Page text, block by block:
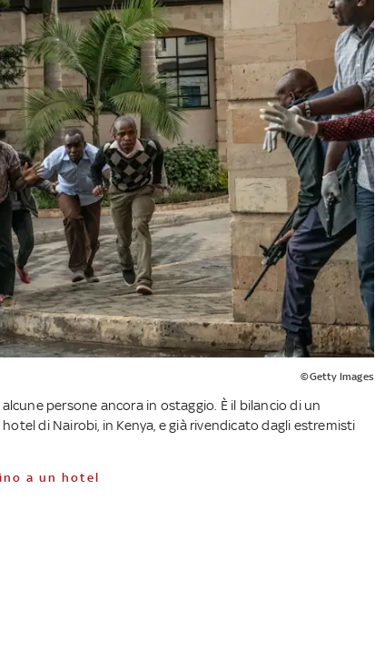
©Getty Images
persone ancora in ostaggio. È il bilancio di un
di Nairobi, in Kenya, e già rivendicato dagli estremisti
a un hotel